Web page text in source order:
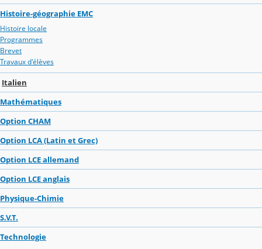
Histoire-géographie EMC
Histoire locale
Programmes
Brevet
Travaux d'élèves
Italien
Mathématiques
Option CHAM
Option LCA (Latin et Grec)
Option LCE allemand
Option LCE anglais
Physique-Chimie
S.V.T.
Technologie